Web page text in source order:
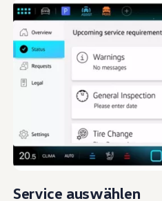
Service auswählen